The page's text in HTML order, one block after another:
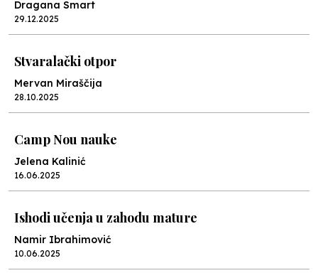
Dragana Smart
29.12.2025
Stvaralački otpor
Mervan Miraščija
28.10.2025
Camp Nou nauke
Jelena Kalinić
16.06.2025
Ishodi učenja u zahodu mature
Namir Ibrahimović
10.06.2025